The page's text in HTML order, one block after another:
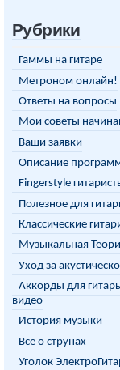
Рубрики
Гаммы на гитаре
Метроном онлайн!
Ответы на вопросы
Мои советы
Ваши заявки
Описание
Fingerstyle
Полезное для
Классические
Музыкальная
Уход за
Аккорды для
видео
История музыки
Всё о струнах
Уголок